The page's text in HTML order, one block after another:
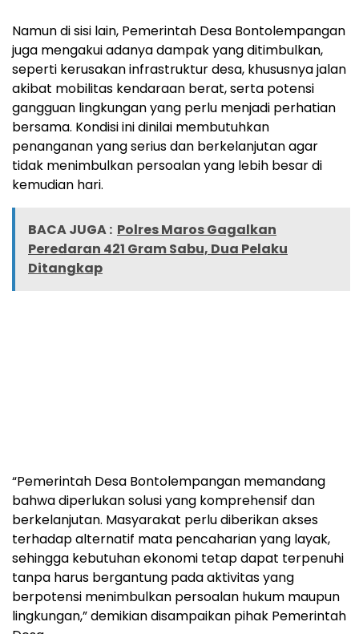
Namun di sisi lain, Pemerintah Desa Bontolempangan
juga mengakui adanya dampak yang ditimbulkan,
seperti kerusakan infrastruktur desa, khususnya jalan
akibat mobilitas kendaraan berat, serta potensi
gangguan lingkungan yang perlu menjadi perhatian
bersama. Kondisi ini dinilai membutuhkan
penanganan yang serius dan berkelanjutan agar
tidak menimbulkan persoalan yang lebih besar di
kemudian hari.
BACA JUGA : Polres Maros Gagalkan
Peredaran 421 Gram Sabu, Dua Pelaku
Ditangkap
“Pemerintah Desa Bontolempangan memandang
bahwa diperlukan solusi yang komprehensif dan
berkelanjutan. Masyarakat perlu diberikan akses
terhadap alternatif mata pencaharian yang layak,
sehingga kebutuhan ekonomi tetap dapat terpenuhi
tanpa harus bergantung pada aktivitas yang
berpotensi menimbulkan persoalan hukum maupun
lingkungan,” demikian disampaikan pihak Pemerintah